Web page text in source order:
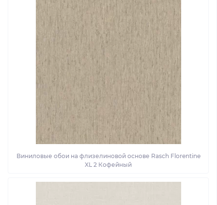
Виниловые обои на флизелиновой основе Rasch Florentine
XL 2 Кофейный